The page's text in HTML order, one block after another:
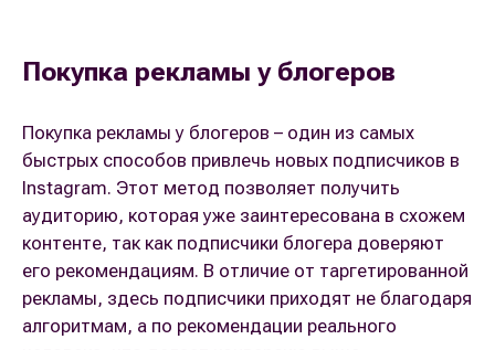
Покупка рекламы у блогеров
Покупка рекламы у блогеров – один из самых
быстрых способов привлечь новых подписчиков в
Instagram. Этот метод позволяет получить
аудиторию, которая уже заинтересована в схожем
контенте, так как подписчики блогера доверяют
его рекомендациям. В отличие от таргетированной
рекламы, здесь подписчики приходят не благодаря
алгоритмам, а по рекомендации реального